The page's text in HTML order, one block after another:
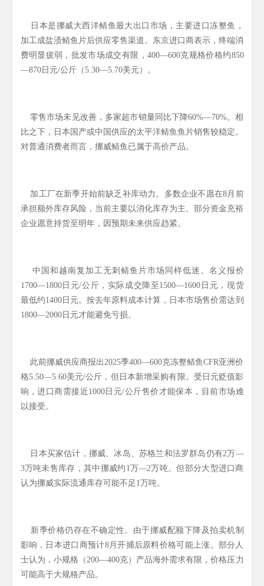
日本是挪威大西洋鲭鱼最大出口市场，主要进口冻整鱼，
加工成盐渍鲭鱼片后供应零售渠道。东京进口商表示，终端消
费明显疲弱，批发市场成交有限，400—600克规格价格约850
—870日元/公斤（5.30—5.70美元）。
零售市场未见改善，多家超市销量同比下降60%—70%。相
比之下，日本国产或中国供应的太平洋鲭鱼鱼片销售较稳定。
对普通消费者而言，挪威鲭鱼已属于高价产品。
加工厂在新季开始前缺乏补库动力。多数企业不愿在8月前
承担额外库存风险，当前主要以消化库存为主。部分资金充裕
企业愿意持货至明年，因预期未来供应趋紧。
中国和越南复加工无刺鲭鱼片市场同样低迷。名义报价
1700—1800日元/公斤，实际成交降至1500—1600日元，现货
最低约1400日元。按去年原料成本计算，日本市场售价需达到
1800—2000日元才能避免亏损。
此前挪威供应商报出2025季400—600克冻整鲭鱼CFR亚洲价
格5.50—5.60美元/公斤，但日本新增采购有限。受日元贬值影
响，进口商需接近1000日元/公斤售价才能保本，目前市场难
以接受。
日本买家估计，挪威、冰岛、苏格兰和法罗群岛仍有2万—
3万吨未售库存，其中挪威约1万—2万吨。但部分大型进口商
认为挪威实际流通库存可能不足1万吨。
新季价格仍存在不确定性。由于挪威配额下降及拍卖机制
影响，日本进口商预计8月开捕后原料价格可能上涨。部分人
士认为，小规格（200—400克）产品海外需求有限，价格压力
可能高于大规格产品。